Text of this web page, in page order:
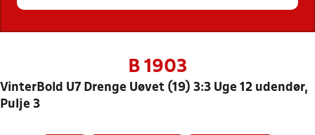
B 1903
VinterBold U7 Drenge Uøvet (19) 3:3 Uge 12 udendør,
Pulje 3